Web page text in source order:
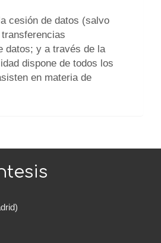
cesión de datos (salvo
datos; y a través de la
dispone de todos los
en materia de